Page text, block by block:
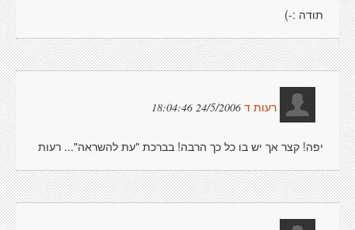
תודה :-)
רעות ד 24/5/2006 18:04:46
יפה! קצר אך יש בו כל כך הרבה! בברכת "עת להשראה"... רעות